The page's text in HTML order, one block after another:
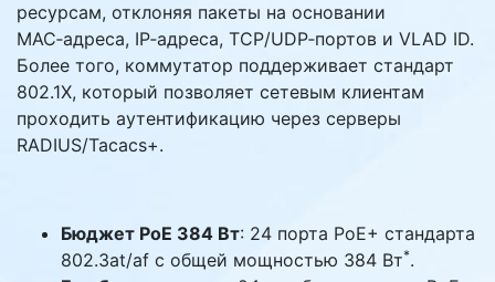
ресурсам, отклоняя пакеты на основании
MAC‑адреса, IP‑адреса, TCP/UDP‑портов и VLAD ID.
Более того, коммутатор поддерживает стандарт
802.1X, который позволяет сетевым клиентам
проходить аутентификацию через серверы
RADIUS/Tacacs+.
Бюджет PoE 384 Вт: 24 порта PoE+ стандарта
802.3at/af с общей мощностью 384 Вт*.